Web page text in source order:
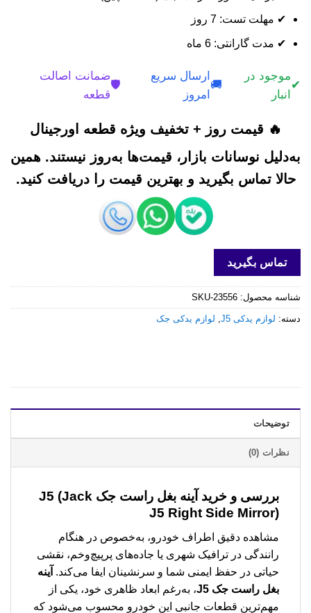
✔ مهلت تست: 7 روز
✔ مدت گارانتی: 6 ماه
✔
موجود در
انبار
🚚
ارسال سریع
امروز
🛡️
ضمانت اصالت
قطعه
🔥 قیمت روز + تخفیف ویژه قطعه اورجینال
به‌دلیل نوسانات بازار، قیمت‌ها به‌روز نیستند. همین
حالا تماس بگیرید و بهترین قیمت را دریافت کنید.
تماس بگیرید
شناسه محصول: SKU-23556
دسته: لوازم یدکی J5 , لوازم یدکی جک
توضیحات
نظرات (0)
بررسی و خرید
آینه بغل راست جک J5 (Jack
J5 Right Side Mirror)
مشاهده دقیق اطراف خودرو، به‌خصوص در هنگام
رانندگی در ترافیک شهری یا جاده‌های پرپیچ‌وخم، نقشی
حیاتی در حفظ ایمنی شما و سرنشینان ایفا می‌کند. آینه
بغل راست جک J5
، به‌رغم ابعاد ظاهری خود، یکی از
مهم‌ترین قطعات جانبی این خودرو محسوب می‌شود که